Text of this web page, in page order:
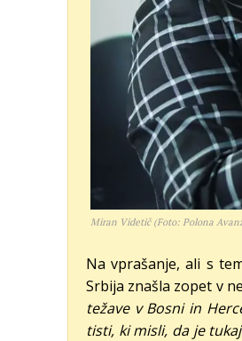
Miran Videtič (Foto: Polona
Na vprašanje, ali s
Srbija znašla zopet v
težave v Bosni in
tisti, ki misli, da je